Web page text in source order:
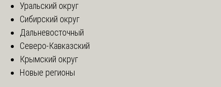
Уральский округ
Сибирский округ
Дальневосточный
Северо-Кавказский
Крымский округ
Новые регионы